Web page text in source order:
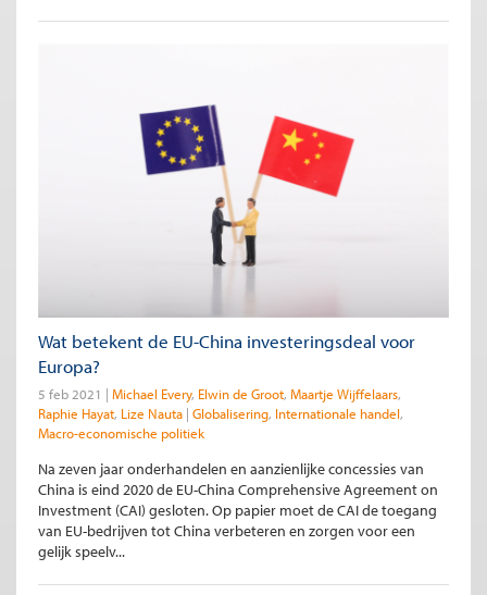
Wat betekent de EU-China investeringsdeal voor
Europa?
5 feb 2021 Michael Every Elwin de Groot Maartje Wijffelaars
Raphie Hayat Lize Nauta Globalisering Internationale handel
Macro-economische politiek
Na zeven jaar onderhandelen en aanzienlijke concessies van
China is eind 2020 de EU-China Comprehensive Agreement on
Investment (CAI) gesloten. Op papier moet de CAI de toegang
van EU-bedrijven tot China verbeteren en zorgen voor een
gelijk speelv...